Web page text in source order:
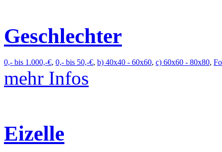
Geschlechter
0,- bis 1.000,-€, 0,- bis 50,-€, b) 40x40 - 60x60, c) 60x60 - 80x80,
mehr Infos
Eizelle